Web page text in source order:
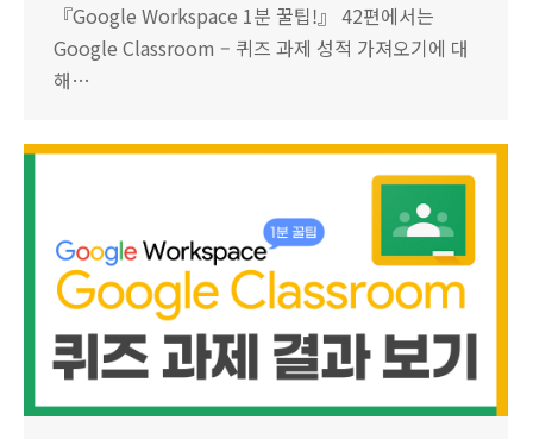
『Google Workspace 1분 꿀팁!』 42편에서는
Google Classroom – 퀴즈 과제 성적 가져오기에 대
해…